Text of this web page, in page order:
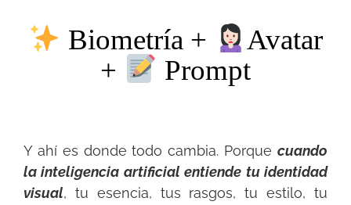
Biometría +
Avatar
+
Prompt
Y ahí es donde todo cambia. Porque cuando
la inteligencia artificial entiende tu identidad
visual, tu esencia, tus rasgos, tu estilo, tu